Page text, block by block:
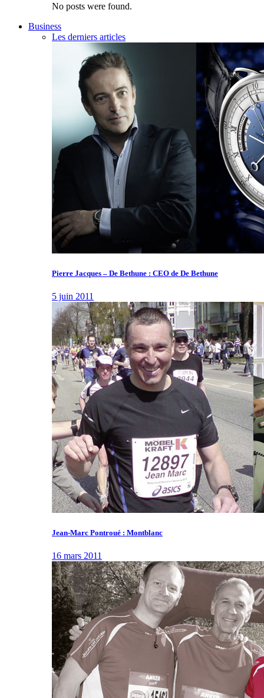
No posts were found.
Business
Les derniers articles
Pierre Jacques – De Bethune : CEO de De Bethune
5 juin 2011
Jean-Marc Pontroué : Montblanc
16 mars 2011